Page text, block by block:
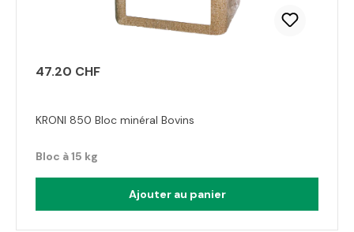
47.20 CHF
KRONI 850 Bloc minéral Bovins
Bloc à 15 kg
Ajouter au panier